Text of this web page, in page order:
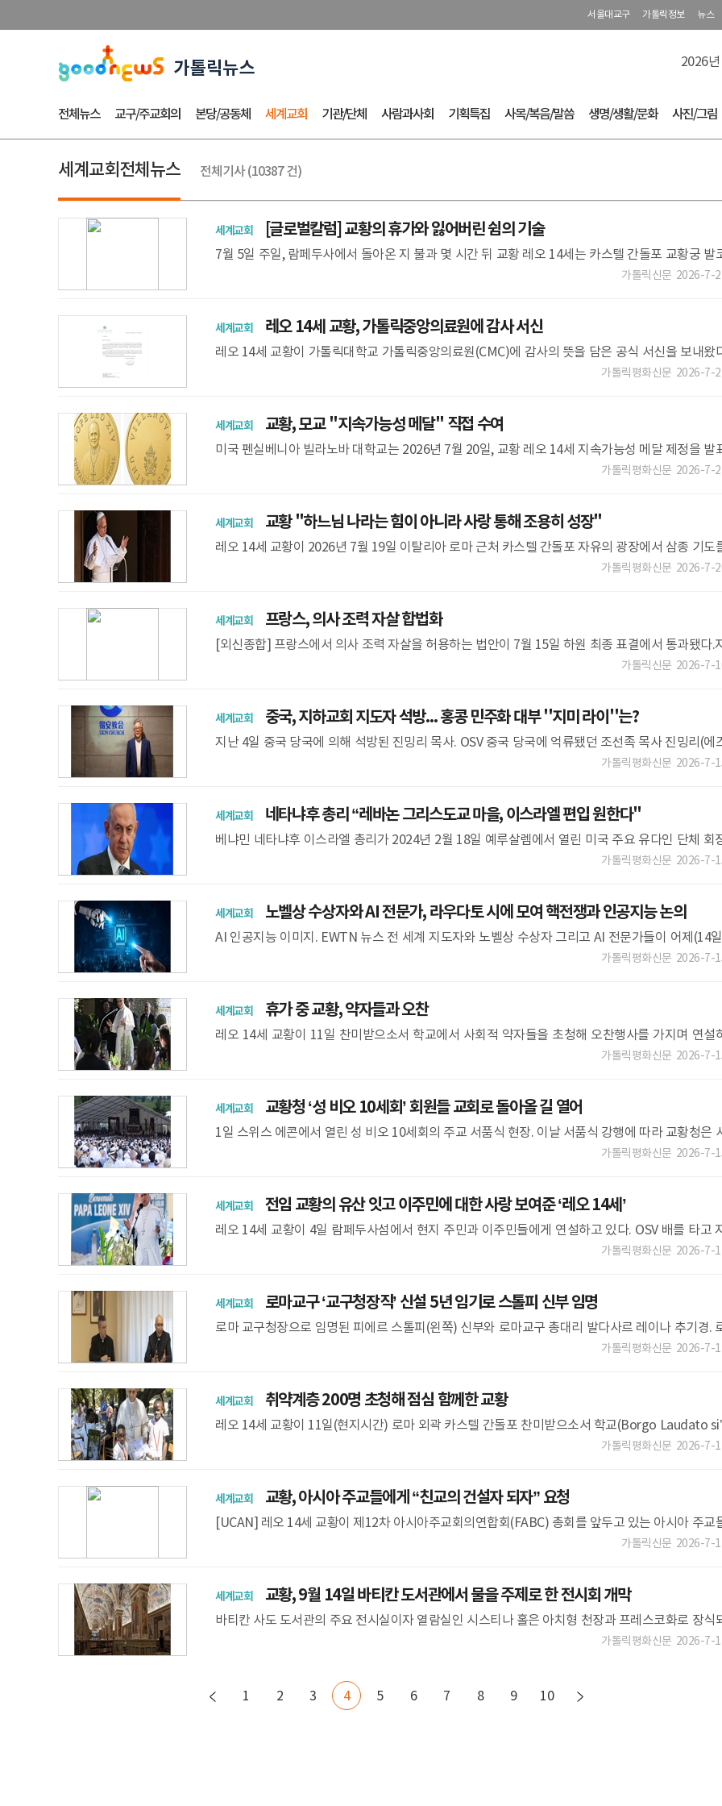
서울대교구 가톨릭정보 뉴스
2026
전체뉴스 교구/주교회의 본당/공동체 세계교회 기관/단체 사람과사회 기획특집 사목/복음/말씀 생명/생활/문화 사진/그림
세계교회전체뉴스 전체기사 (10387 건)
세계교회[글로벌칼럼] 교황의 휴가와 잃어버린 쉼의 기술
7월 5일 주일, 람페두사에서 돌아온 지 불과 몇 시간 뒤 교황 레오 14세는 카스텔 간돌포 교황궁 발
니에 모습을 드러냈다. 교황은 자유 광장에 모인 신자들에게 앞으로 몇 주 동안 “조금 쉬고, 조금 기
가톨릭신문 2026-7-
세계교회레오 14세 교황, 가톨릭중앙의료원에 감사 서신
레오 14세 교황이 가톨릭대학교 가톨릭중앙의료원(CMC)에 감사의 뜻을 담은 공식 서신을 보내왔
고 가톨릭중앙의료원이 21일 밝혔다. 서신은 바티칸 교황청 국무원 국무장관 파올로 루델리 대주
가톨릭평화신문 2026-7-
세계교회교황, 모교 ''지속가능성 메달'' 직접 수여
미국 펜실베니아 빌라노바 대학교는 2026년 7월 20일, 교황 레오 14세 지속가능성 메달 제정을 발
했다. 교황은 2026년 10월 로마에서 열리는 빌라노바 국제 지속가능성 콘퍼런스 기간 동안 카스
가톨릭평화신문 2026-7-
세계교회교황 "하느님 나라는 힘이 아니라 사랑 통해 조용히 성장"
레오 14세 교황이 2026년 7월 19일 이탈리아 로마 근처 카스텔 간돌포 자유의 광장에서 삼종 기도
인도하고 있다. OSV 레오 14세 교황이 "하느님의 나라는 화려함이나 권력이 아니라 겸손과 인내,
가톨릭평화신문 2026-7-
세계교회프랑스, 의사 조력 자살 합법화
[외신종합] 프랑스에서 의사 조력 자살을 허용하는 법안이 7월 15일 하원 최종 표결에서 통과됐다.지
난 3년여 동안 프랑스 사회는 의사 조력 자살 허용 여부를 놓고 찬반 논란을 거듭해 왔다. 프랑스교
가톨릭신문 2026-7-
세계교회중국, 지하교회 지도자 석방... 홍콩 민주화 대부 ''지미 라이''는?
지난 4일 중국 당국에 의해 석방된 진밍리 목사. OSV 중국 당국에 억류됐던 조선족 목사 진밍리(에
라 진, 김명일) 목사가 9개월 만에 석방됐다. 진 목사는 베이징 시온교회를 이끌었던 인물로, 중국
가톨릭평화신문 2026-7-
세계교회네타냐후 총리 “레바논 그리스도교 마을, 이스라엘 편입 원한다"
베냐민 네타냐후 이스라엘 총리가 2024년 2월 18일 예루살렘에서 열린 미국 주요 유다인 단체 회
회의에서 연설하고 있다. OSV 베냐민 네타냐후 이스라엘 총리가 “레바논의 그리스도교 마을
가톨릭평화신문 2026-7-
세계교회노벨상 수상자와 AI 전문가, 라우다토 시에 모여 핵전쟁과 인공지능 논의
AI 인공지능 이미지. EWTN 뉴스 전 세계 지도자와 노벨상 수상자 그리고 AI 전문가들이 어제(14
이탈리아 카스텔 간돌포에 있는 보르고 라우다토 시에 모여 인공지능과 핵전쟁에 관한 글로벌 회
가톨릭평화신문 2026-7-
세계교회휴가 중 교황, 약자들과 오찬
레오 14세 교황이 11일 찬미받으소서 학교에서 사회적 약자들을 초청해 오찬행사를 가지며 연설
고 있다. OSV 여름휴가를 지내고 있는 레오 14세 교황이 가난한 이들을 초대해 점심 식사를 함께
가톨릭평화신문 2026-7-
세계교회교황청 ‘성 비오 10세회’ 회원들 교회로 돌아올 길 열어
1일 스위스 에콘에서 열린 성 비오 10세회의 주교 서품식 현장. 이날 서품식 강행에 따라 교황청은
품식을 강행한 주교들과 성 비오 10세회 소속 사제·평신도 모두에게 자동 파문 제재를 내렸다. O
가톨릭평화신문 2026-7-
세계교회전임 교황의 유산 잇고 이주민에 대한 사랑 보여준 ‘레오 14세’
레오 14세 교황이 4일 람페두사섬에서 현지 주민과 이주민들에게 연설하고 있다. OSV 배를 타고 지
중해를 건너 람페두사섬으로 향하고 있는 이주민들. OSV 유럽의 밀항 관문지 람페두사섬 방
가톨릭평화신문 2026-7-
세계교회로마교구 ‘교구청장직’ 신설 5년 임기로 스톨피 신부 임명
로마 교구청장으로 임명된 피에르 스톨피(왼쪽) 신부와 로마교구 총대리 발다사르 레이나 추기경.
마교구 교황청이 7일 로마교구에 교구청장직(Moderator Curiae)을 신설하고, 피에르 루이지 스
가톨릭평화신문 2026-7-
세계교회취약계층 200명 초청해 점심 함께한 교황
레오 14세 교황이 11일(현지시간) 로마 외곽 카스텔 간돌포 찬미받으소서 학교(Borgo Laudato
에 로마교구 내 어린이 40여 명을 포함해 취약계층 200명을 초청해 점심을 함께했다.
가톨릭평화신문 2026-7-
세계교회교황, 아시아 주교들에게 “친교의 건설자 되자” 요청
[UCAN] 레오 14세 교황이 제12차 아시아주교회의연합회(FABC) 총회를 앞두고 있는 아시아 주교
에게 서한을 보내 “교회에 분열을 부추기는 행동에서 벗어나 친교의 다리를 놓자”고 요청했다. 제
가톨릭신문 2026-7-
세계교회교황, 9월 14일 바티칸 도서관에서 물을 주제로 한 전시회 개막
바티칸 사도 도서관의 주요 전시실이자 열람실인 시스티나 홀은 아치형 천장과 프레스코화로 장식
있다. EWTN 뉴스. 레오 14세 교황이 오는 9월 14일 바티칸 사도 박물관을 방문해 물을 주제로 한 '
가톨릭평화신문 2026-7-
1 2 3 4 5 6 7 8 9 10